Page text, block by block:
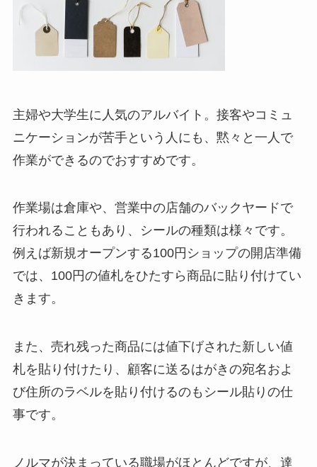
主婦や大学生に人気のアルバイト。接客やコミュ
ニケーションが苦手という人にも、黙々と一人で
作業ができるのでおすすめです。
作業場は倉庫や、営業中の店舗のバックヤードで
行われることもあり、シールの種類は様々です。
例えば新規オープンする100円ショップの開店準備
では、100円の値札をひたすら商品に貼り付けてい
きます。
また、売れ残った商品には値下げされた新しい値
札を貼り付けたり、顧客に送るはがきの宛名およ
び住所のラベルを貼り付けるのもシール貼りの仕
事です。
ノルマが決まっている職場がほとんどですが、達